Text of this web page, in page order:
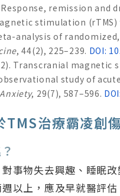
Response, remission
stimulation
analysis of
, 44(2), 225–239. DOI:
Transcranial
study of
, 29(7), 587–596.
TMS治療霸凌創
事物失去興趣、睡眠
以上，應及早就醫評估